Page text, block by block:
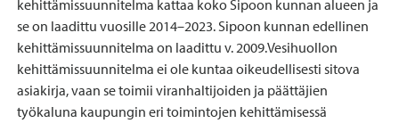
kehittämissuunnitelma kattaa koko Sipoon kunnan alueen ja
se on laadittu vuosille 2014–2023. Sipoon kunnan edellinen
kehittämissuunnitelma on laadittu v. 2009.Vesihuollon
kehittämissuunnitelma ei ole kuntaa oikeudellisesti sitova
asiakirja, vaan se toimii viranhaltijoiden ja päättäjien
työkaluna kaupungin eri toimintojen kehittämisessä